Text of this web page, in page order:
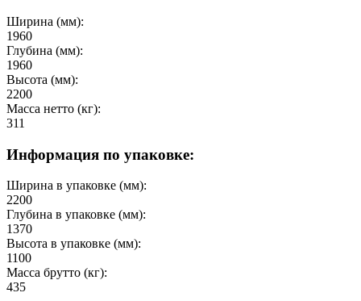
Ширина (мм):
1960
Глубина (мм):
1960
Высота (мм):
2200
Масса нетто (кг):
311
Информация по упаковке:
Ширина в упаковке (мм):
2200
Глубина в упаковке (мм):
1370
Высота в упаковке (мм):
1100
Масса брутто (кг):
435